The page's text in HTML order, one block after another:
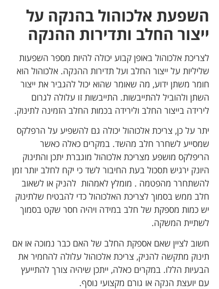
השפעת אלכוהול בהנקה על
ייצור החלב ותדירות ההנקה
לצריכת אלכוהול באופן קבוע יכולה להיות מספר השפעות
שליליות על ייצור החלב ועל תדירות ההנקה. אלכוהול הוא
חומר משתן ידוע, מה שאומר שהוא יכול להגביר את ייצור
השתן ולהוביל להתייבשות. התייבשות זו עלולה לגרום
לירידה בייצור החלב ולירידה בכמות החלב הזמינה לתינוק.
יתר על כן, צריכת אלכוהול יכולה גם להשפיע על הרפלקס
שמסייע לשחרר חלב מהשד. במקרים כאלה כאשר
הריפלקס מושפע מצריכת אלכוהול מוגברת יתכן והתינוק
היונק ירגיש תסכול בעת החיבור לשד כי יקח לחלב יותר זמן
להשתחרר מהפטמה . מומלץ לאמהות להניק או לשאוב
חלב ממש בסמוך לצריכת האלכוהול כדי להבטיח שלתינוק
יש כמות מספקת של חלב במידה ויהיה חסר שקט בסמוך
לשתיית המשקה.
חשוב לציין שאם אספקת החלב של האם כבר נמוכה או אם
תינוק מתקשה להניק, צריכת אלכוהול עלולה להחמיר את
הבעיות הללו. במקרים כאלה, ייתכן שיהיה צורך להתייעץ
עם יועצת הנקה או גורם מקצועי נוסף.